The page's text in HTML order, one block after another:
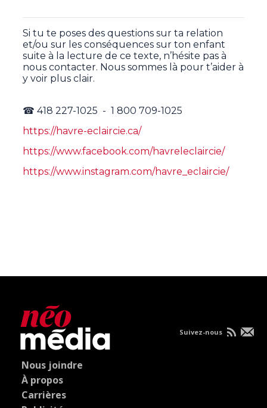
Si tu te poses des questions sur ta relation
et/ou sur les conséquences sur ton enfant
suite à la lecture de ce texte, n’hésite pas à
nous contacter. Nous sommes là pour t’aider à
y voir plus clair.
☎ 418 227-1025 - 1 800 709-1025
https://havre-eclaircie.ca/
https://www.facebook.com/havreleclaircie/
https://www.instagram.com/havre_eclaircie/
Nous joindre
À propos
Carrières
Suivez-nous